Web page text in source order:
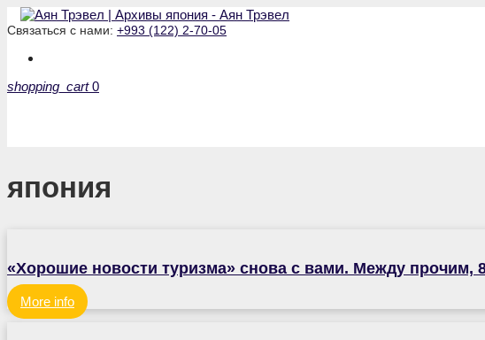
Связаться с нами: +993 (122) 2-70-05
shopping_cart 0
япония
«Хорошие новости туризма» снова с вами. Между прочим,
More info